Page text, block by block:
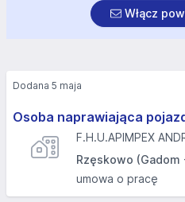
Włącz
Osoba naprawiająca
F.H.U.APIMPEX
Rzęskowo (Gadom
umowa o pracę
Dodana 5 maja